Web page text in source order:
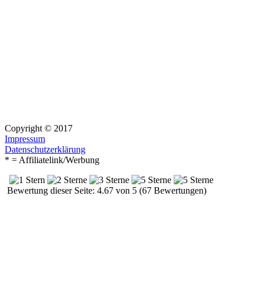
Copyright © 2017
Impressum
Datenschutzerklärung
* = Affiliatelink/Werbung
Bewertung dieser Seite: 4.67 von 5 (67 Bewertungen)